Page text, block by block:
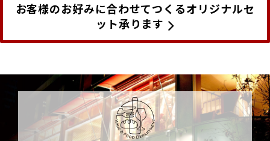
お客様のお好みに合わせてつくるオリジナルセ
ット承ります